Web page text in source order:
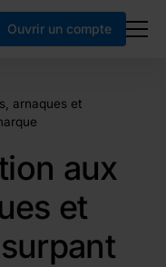
Ouvrir un compte
arnaques et
aux
et